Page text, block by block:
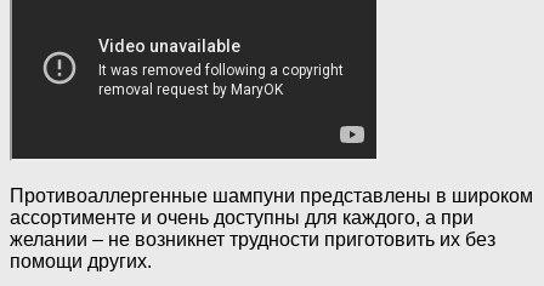
Противоаллергенные шампуни представлены в широком
ассортименте и очень доступны для каждого, а при
желании – не возникнет трудности приготовить их без
помощи других.